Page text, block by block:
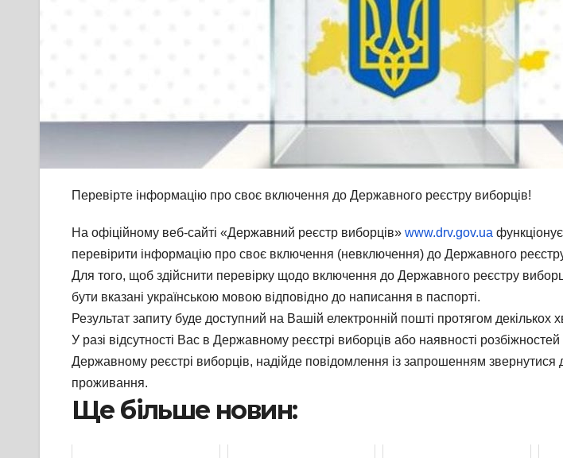
Перевірте інформацію про своє включення до Державного реєстру виборців!
На офіційному веб-сайті «Державний реєстр виборців» www.drv.gov.ua
перевірити інформацію про своє включення (невключення) до Державного
Для того, щоб здійснити перевірку щодо включення до Державного реєстру
бути вказані українською мовою відповідно до написання в паспорті.
Результат запиту буде доступний на Вашій електронній пошті протягом
У разі відсутності Вас в Державному реєстрі виборців або наявності
Державному реєстрі виборців, надійде повідомлення із запрошенням звернутися
проживання.
Ще більше новин: